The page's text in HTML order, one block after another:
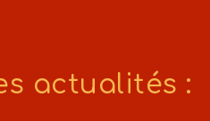
actualités :